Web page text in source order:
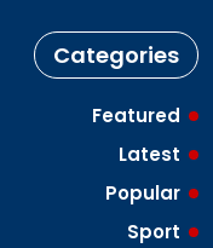
Categories
Featured
Latest
Popular
Sport